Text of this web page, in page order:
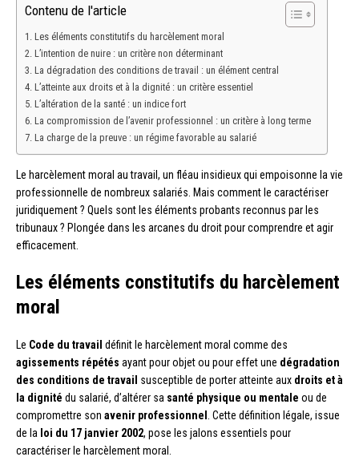
Contenu de l'article
Les éléments constitutifs du harcèlement moral
L’intention de nuire : un critère non déterminant
La dégradation des conditions de travail : un élément central
L’atteinte aux droits et à la dignité : un critère essentiel
L’altération de la santé : un indice fort
La compromission de l’avenir professionnel : un critère à long terme
La charge de la preuve : un régime favorable au salarié
Le harcèlement moral au travail, un fléau insidieux qui empoisonne la vie
professionnelle de nombreux salariés. Mais comment le caractériser
juridiquement ? Quels sont les éléments probants reconnus par les
tribunaux ? Plongée dans les arcanes du droit pour comprendre et agir
efficacement.
Les éléments constitutifs du harcèlement
moral
Le Code du travail définit le harcèlement moral comme des
agissements répétés ayant pour objet ou pour effet une dégradation
des conditions de travail susceptible de porter atteinte aux droits et à
la dignité du salarié, d’altérer sa santé physique ou mentale ou de
compromettre son avenir professionnel . Cette définition légale, issue
de la loi du 17 janvier 2002, pose les jalons essentiels pour
caractériser le harcèlement moral.